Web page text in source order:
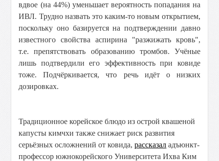
вдвое (на 44%) уменьшает вероятность попадания на
ИВЛ. Трудно назвать это каким-то новым открытием,
поскольку оно базируется на подтверждении давно
известного свойства аспирина "разжижать кровь",
т.е. препятствовать образованию тромбов. Учёные
лишь подтвердили его эффективность при ковиде
тоже. Подчёркивается, что речь идёт о низких
дозировках.
Традиционное корейское блюдо из острой квашеной
капусты кимчхи также снижает риск развития
серьёзных осложнений от ковида,рассказал адъюнкт-
профессор южнокорейского Университета Ихва Ким